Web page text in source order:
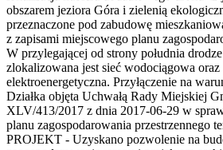
obszarem jeziora Góra i zielenią
przeznaczone pod zabudowę
z zapisami miejscowego planu
W przylegającej od strony południa
zlokalizowana jest sieć wodociągowa oraz
elektroenergetyczna. Przyłączenie na
Działka objęta Uchwałą Rady Miejskiej
XLV/413/2017 z dnia 2017-06-29 w
planu zagospodarowania przestrzennego
PROJEKT - Uzyskano pozwolenie na